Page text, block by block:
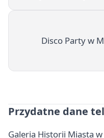
Disco Party w
Przydatne dane
Galeria Historii Miasta